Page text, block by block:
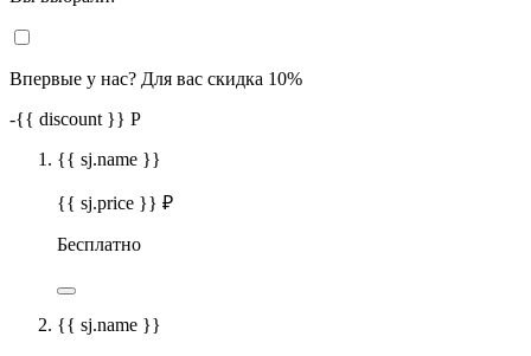
Впервые у нас? Для вас скидка 10%
-{{ discount }} Р
{{ sj.name }}
{{ sj.price }} ₽
Бесплатно
{{ sj.name }}